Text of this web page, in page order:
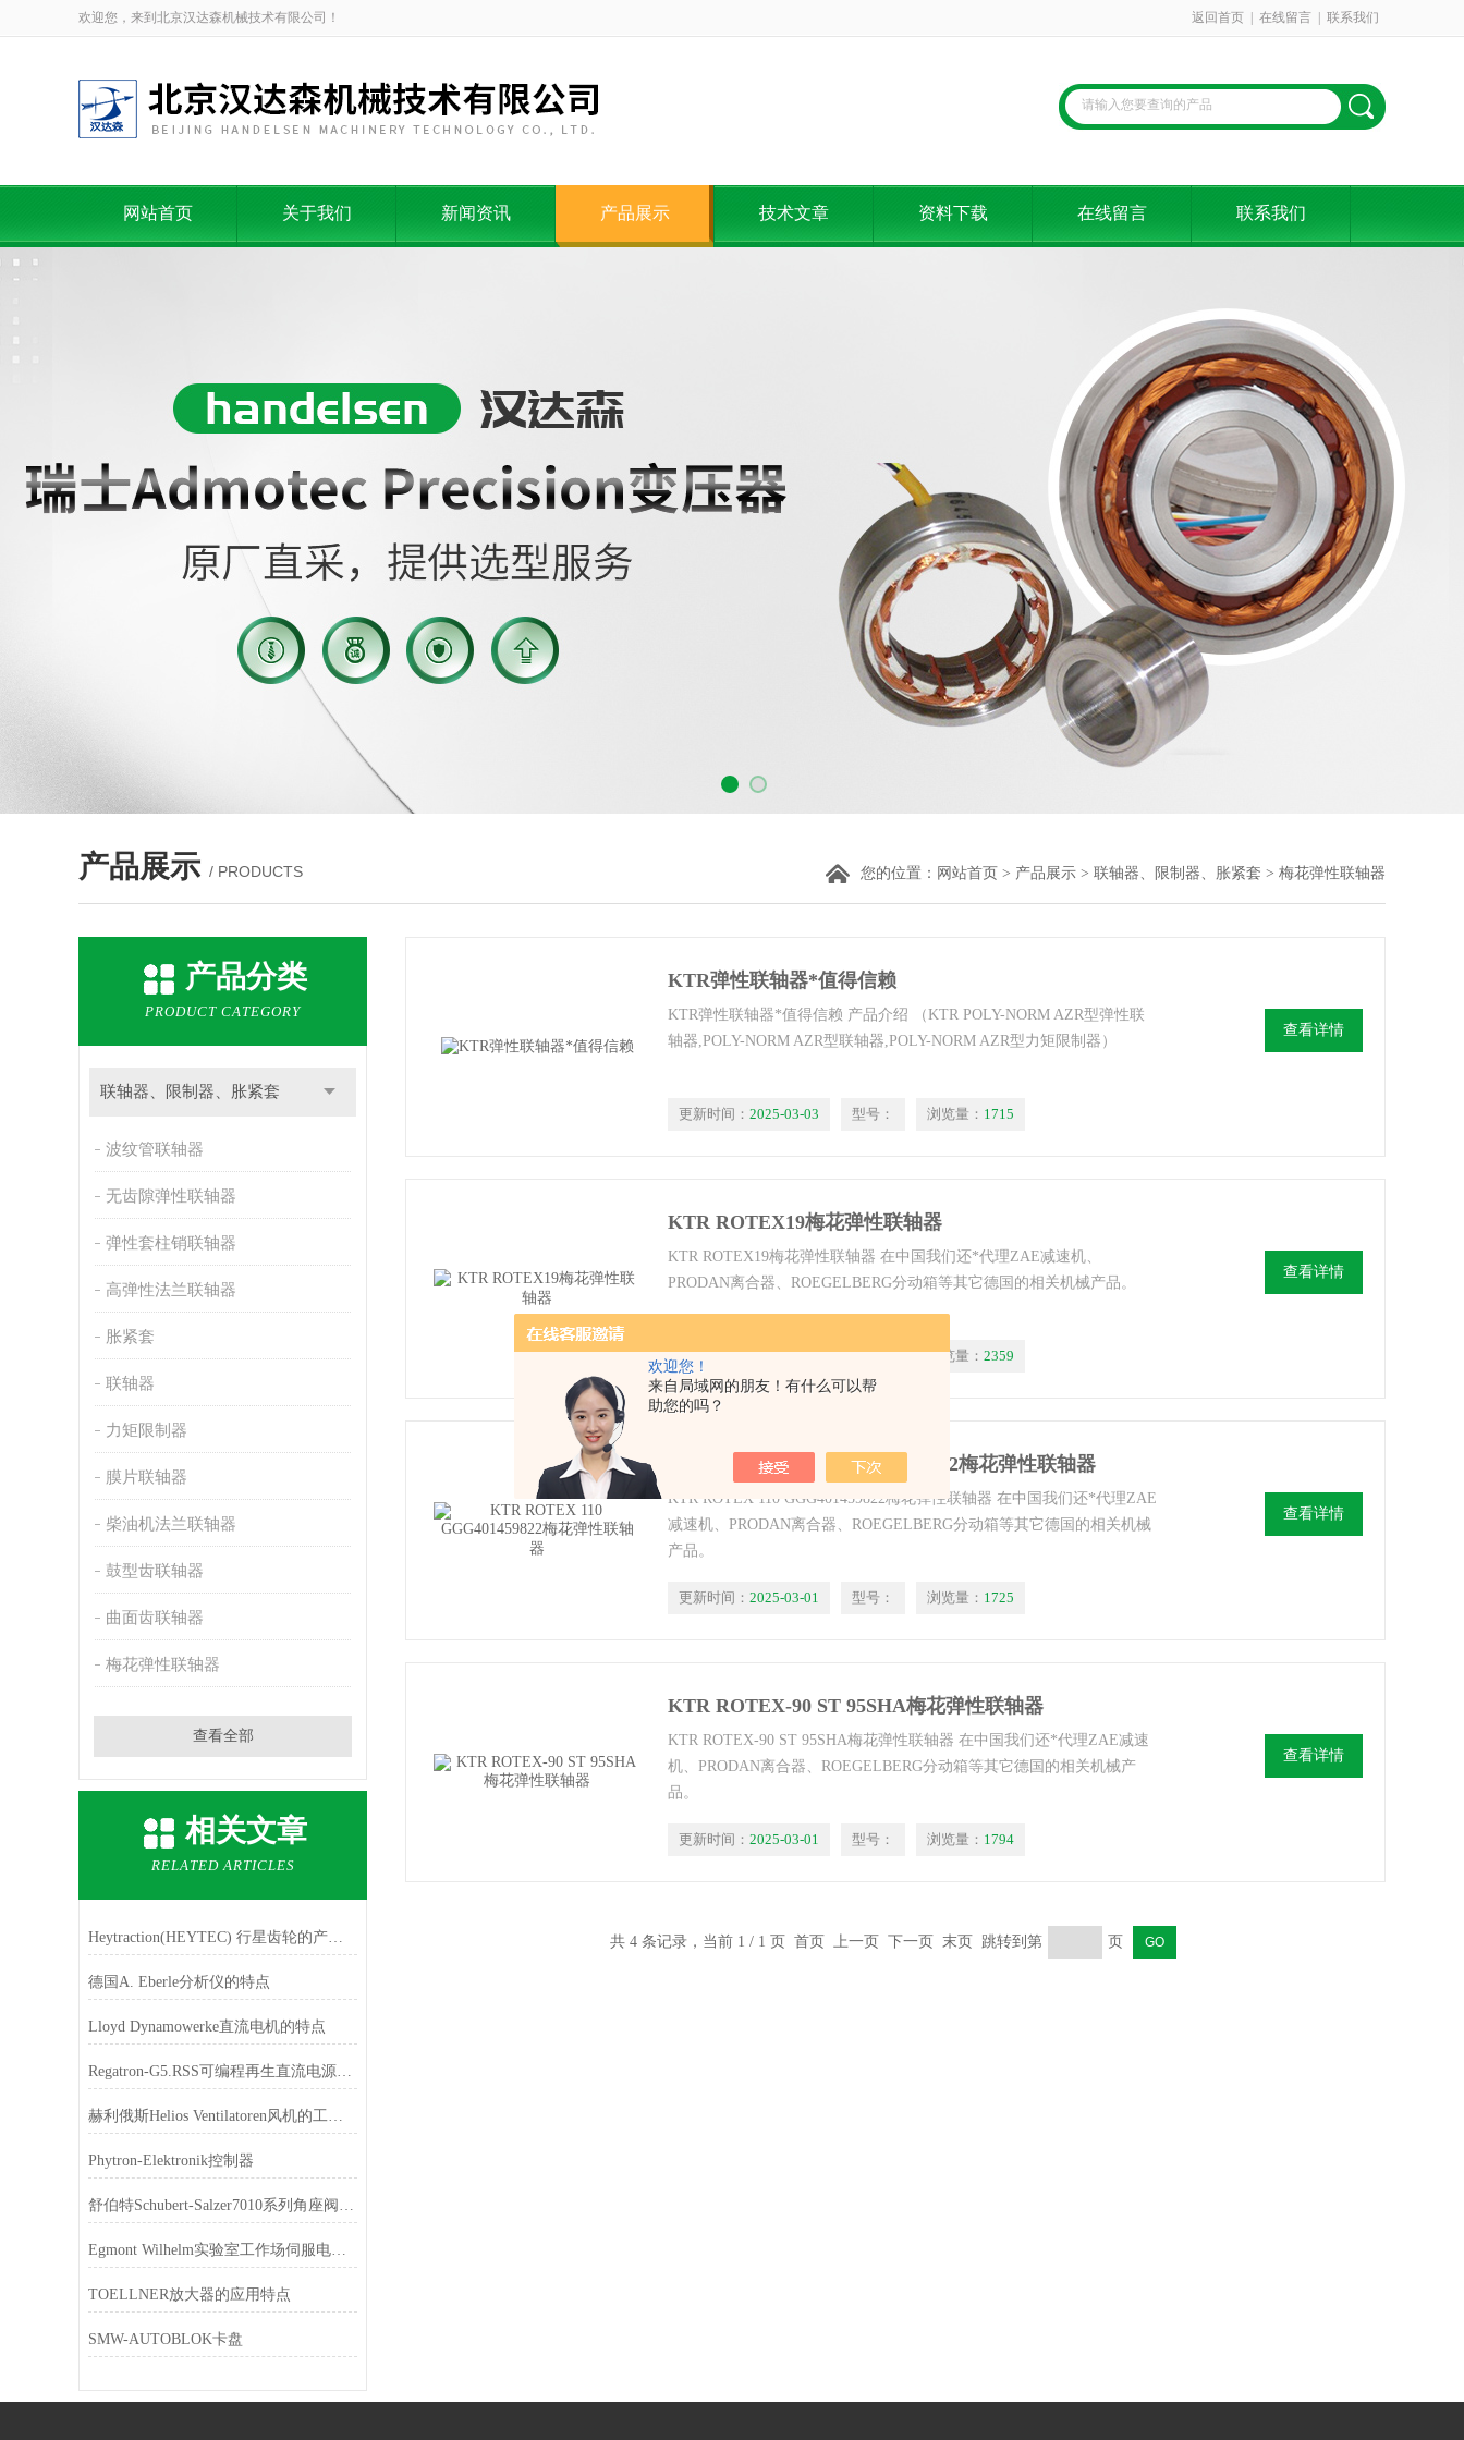
欢迎您！
来自局域网的朋友！有什么可以帮
助您的吗？
欢迎您，来到北京汉达森机械技术有限公司！ 返回首页 在线留言 联系我们
网站首页 关于我们 新闻资讯 产品展示 技术文章 资料下载 在线留言 联系我们
产品展示 / PRODUCTS 您的位置： 网站首页 > 产品展示 > 联轴器、限制器、胀紧套 > 梅花弹性联轴器
产品分类
PRODUCT CATEGORY
联轴器、限制器、胀紧套
波纹管联轴器
无齿隙弹性联轴器
弹性套柱销联轴器
高弹性法兰联轴器
胀紧套
联轴器
力矩限制器
膜片联轴器
柴油机法兰联轴器
鼓型齿联轴器
曲面齿联轴器
梅花弹性联轴器
查看全部
相关文章
RELATED ARTICLES
Heytraction(HEYTEC) 行星齿轮的产品特点
德国A. Eberle分析仪的特点
Lloyd Dynamowerke直流电机的特点
Regatron-G5.RSS可编程再生直流电源接收器系列
赫利俄斯Helios Ventilatoren风机的工作原理
Phytron-Elektronik控制器
舒伯特Schubert-Salzer7010系列角座阀如何选型
Egmont Wilhelm实验室工作场伺服电机的原理
TOELLNER放大器的应用特点
SMW-AUTOBLOK卡盘
KTR弹性联轴器*值得信赖
KTR弹性联轴器*值得信赖 产品介绍 （KTR POLY-NORM AZR型弹性联
轴器,POLY-NORM AZR型联轴器,POLY-NORM AZR型力矩限制器）
更新时间： 2025-03-03 型号： 浏览量： 1715
查看详情
KTR ROTEX19梅花弹性联轴器
KTR ROTEX19梅花弹性联轴器 在中国我们还*代理ZAE减速机、
PRODAN离合器、ROEGELBERG分动箱等其它德国的相关机械产品。
更新时间：2025-03-01 型号： 浏览量： 2359
查看详情
KTR ROTEX 110 GGG401459822梅花弹性联轴器
KTR ROTEX 110 GGG401459822梅花弹性联轴器 在中国我们还*代理ZAE
减速机、PRODAN离合器、ROEGELBERG分动箱等其它德国的相关机械
产品。
更新时间： 2025-03-01 型号： 浏览量： 1725
查看详情
KTR ROTEX-90 ST 95SHA梅花弹性联轴器
KTR ROTEX-90 ST 95SHA梅花弹性联轴器 在中国我们还*代理ZAE减速
机、PRODAN离合器、ROEGELBERG分动箱等其它德国的相关机械产
品。
更新时间： 2025-03-01 型号： 浏览量： 1794
查看详情
共 4 条记录，当前 1 / 1 页 首页 上一页 下一页 末页 跳转到第 页